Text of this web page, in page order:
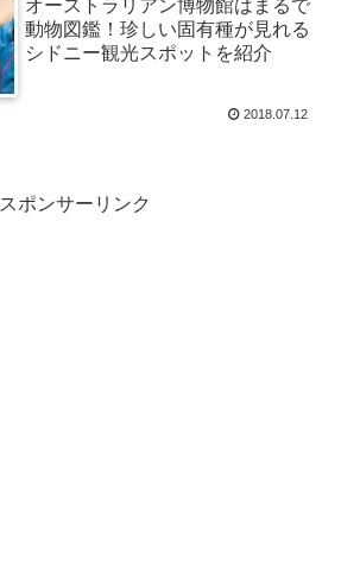
オーストラリアン博物館はまるで
動物図鑑！珍しい固有種が見れる
シドニー観光スポットを紹介
2018.07.12
スポンサーリンク